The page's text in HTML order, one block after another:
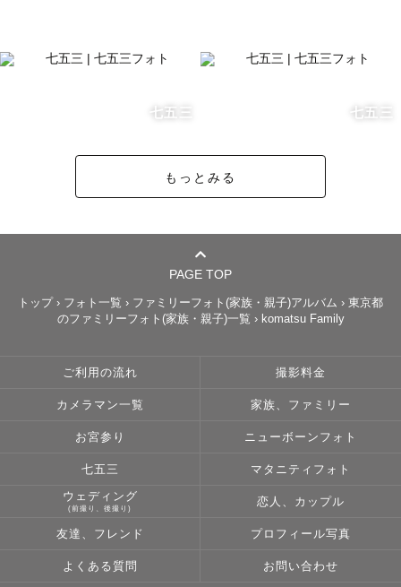
七五三 七五三
もっとみる
PAGE TOP
トップ › フォト一覧 › ファミリーフォト(家族・親子)アルバム › 東京都
のファミリーフォト(家族・親子)一覧 › komatsu Family
ご利用の流れ 撮影料金
カメラマン一覧 家族、ファミリー
お宮参り ニューボーンフォト
七五三 マタニティフォト
ウェディング
(前撮り、後撮り)
恋人、カップル
友達、フレンド プロフィール写真
よくある質問 お問い合わせ